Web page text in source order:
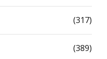
(317)
(389)